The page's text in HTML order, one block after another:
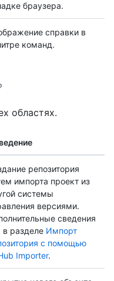
браузера.
справки в
команд.
областях.
репозитория
импорта проект из
системы
версиями.
сведения
в разделе Импорт
с помощью
Importer.